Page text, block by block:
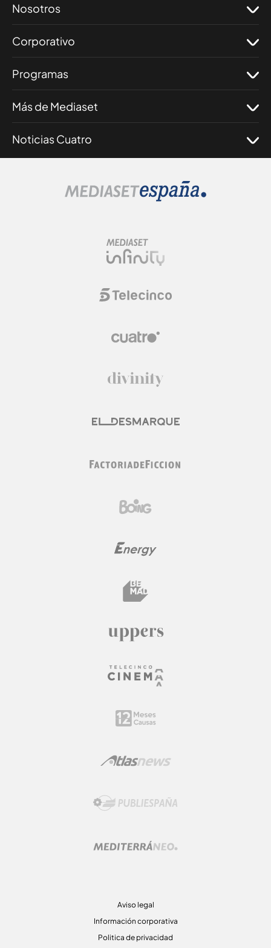
Nosotros
Corporativo
Programas
Más de Mediaset
Noticias Cuatro
Aviso legal
Información corporativa
Politica de privacidad